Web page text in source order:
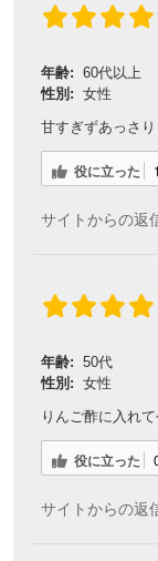
年齢: 60代以上
性別: 女性
甘すぎずあっさ
役に立った 1
サイトからの返
年齢: 50代
性別: 女性
りんご酢に入れ
役に立った
サイトからの返